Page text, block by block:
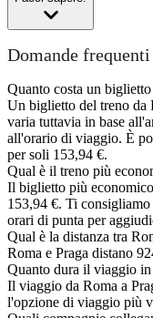
Domande frequenti
Quanto costa un
Un biglietto del treno da
varia tuttavia in base
all'orario di viaggio. È
per soli 153,94 €.
Qual è il treno più
Il biglietto più
153,94 €. Ti
orari di punta per
Qual è la distanza tra
Roma e Praga distano
Quanto dura il viaggio in
Il viaggio da Roma a
l'opzione di viaggio più